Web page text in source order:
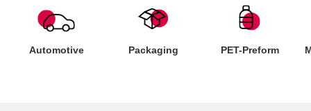
Automotive Packaging PET-Preform